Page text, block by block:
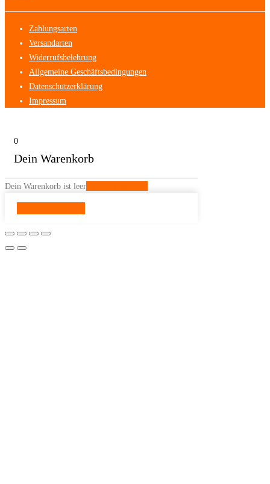
Zahlungsarten
Versandarten
Widerrufsbelehrung
Allgemeine Geschäftsbedingungen
Datenschutzerklärung
Impressum
0
Dein Warenkorb
Dein Warenkorb ist leer